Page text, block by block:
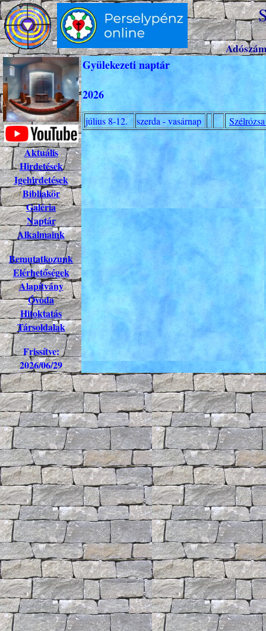
Aktuális
Hirdetések
Igehirdetések
Bibliakör
Galéria
Naptár
Alkalmaink
Bemutatkozunk
Elérhetőségek
Alapítvány
Óvoda
Hitoktatás
Társoldalak
Frissítve:
2026/06/29
Gyülekezeti naptár
2026
július 8-12. szerda - vasárnap